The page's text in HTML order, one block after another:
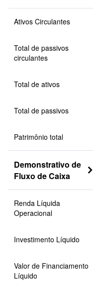
Ativos Circulantes
Total de passivos
circulantes
Total de ativos
Total de passivos
Patrimônio total
Demonstrativo de
Fluxo de Caixa

Renda Líquida
Operacional
Investimento Líquido
Valor de Financiamento
Líquido